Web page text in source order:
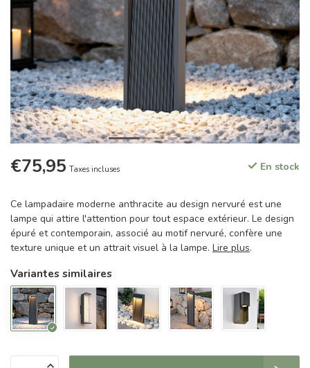
€75,95 Taxes incluses En stock
Ce lampadaire moderne anthracite au design nervuré est une
lampe qui attire l'attention pour tout espace extérieur. Le design
épuré et contemporain, associé au motif nervuré, confère une
texture unique et un attrait visuel à la lampe. Lire plus.
Variantes similaires